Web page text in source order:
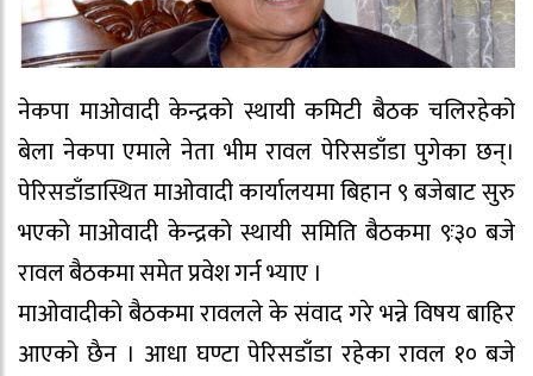
नेकपा माओवादी केन्द्रको स्थायी कमिटी बैठक चलिरहेको
बेला नेकपा एमाले नेता भीम रावल पेरिसडाँडा पुगेका छन्।
पेरिसडाँडास्थित माओवादी कार्यालयमा बिहान ९ बजेबाट सुरु
भएको माओवादी केन्द्रको स्थायी समिति बैठकमा ९ः३० बजे
रावल बैठकमा समेत प्रवेश गर्न भ्याए ।
माओवादीको बैठकमा रावलले के संवाद गरे भन्ने विषय बाहिर
आएको छैन । आधा घण्टा पेरिसडाँडा रहेका रावल १० बजे